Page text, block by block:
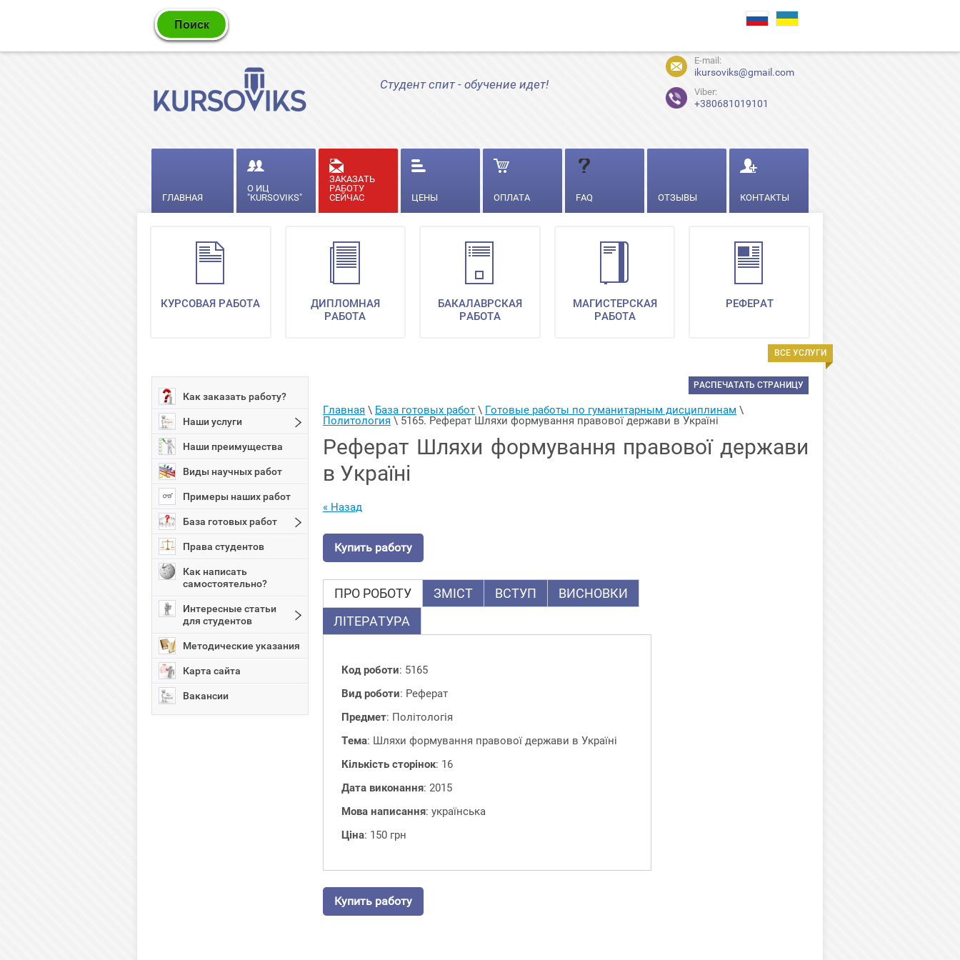
Студент спит - обучение идет!
E-mail:
ikursoviks@gmail.com
Viber:
+380681019101
ГЛАВНАЯ
О ИЦ
"KURSOVIKS"
ЗАКАЗАТЬ
РАБОТУ
СЕЙЧАС
ЦЕНЫ ОПЛАТА FAQ ОТЗЫВЫ КОНТАКТЫ
ВСЕ УСЛУГИ
КУРСОВАЯ РАБОТА
ДИПЛОМНАЯ
РАБОТА
БАКАЛАВРСКАЯ
РАБОТА
МАГИСТЕРСКАЯ
РАБОТА
РЕФЕРАТ
Как заказать работу?
Наши услуги
Наши преимущества
Виды научных работ
Примеры наших работ
База готовых работ
Права студентов
Как написать
самостоятельно?
Интересные статьи
для студентов
Методические указания
Карта сайта
Вакансии
РАСПЕЧАТАТЬ СТРАНИЦУ
Главная \ База готовых работ \ Готовые работы по гуманитарным дисциплинам
Политология \ 5165. Реферат Шляхи формування правової держави в Україні
Реферат Шляхи формування правової держави
в Україні
« Назад
Купить работу
ПРО РОБОТУ ЗМІСТ ВСТУП
ВИСНОВКИ
ЛІТЕРАТУРА
Код роботи: 5165
Вид роботи: Реферат
Предмет: Політологія
Тема: Шляхи формування правової держави в Україні
Кількість сторінок: 16
Дата виконання: 2015
Мова написання: українська
Ціна: 150 грн
Купить работу